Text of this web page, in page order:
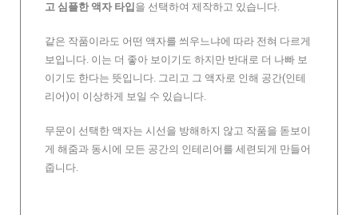
고 심플한 액자 타입 을 선택하여 제작하고 있습니다.
같은 작품이라도 어떤 액자를 씌우느냐에 따라 전혀 다르게
보입니다. 이는 더 좋아 보이기도 하지만 반대로 더 나빠 보
이기도 한다는 뜻입니다. 그리고 그 액자로 인해 공간(인테
리어)이 이상하게 보일 수 있습니다.
무문이 선택한 액자는 시선을 방해하지 않고 작품을 돋보이
게 해줌과 동시에 모든 공간의 인테리어를 세련되게 만들어
줍니다.